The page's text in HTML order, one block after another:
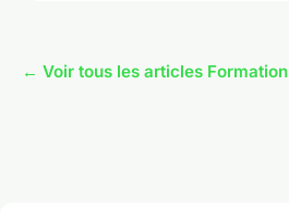
← Voir tous les articles Formation